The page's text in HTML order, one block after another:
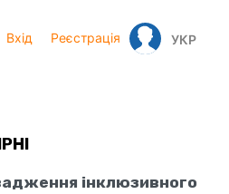
Вхід Реєстрація УКР
інклюзивного